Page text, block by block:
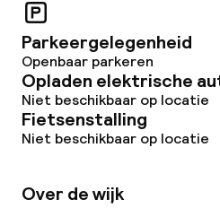
Parkeergelegenheid
Openbaar parkeren
Opladen elektrische
Niet beschikbaar op locatie
Fietsenstalling
Niet beschikbaar op locatie
Over de wijk